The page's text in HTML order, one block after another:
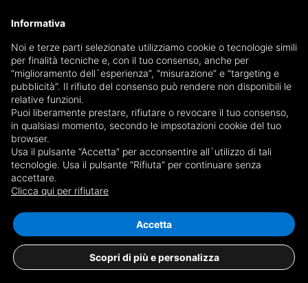
Ricevi copia del giornale via mail
Scegli giornale
Nessun risultato per
Serramanna
Informativa
Noi e terze parti selezionate utilizziamo cookie o tecnologie simili
per finalità tecniche e, con il tuo consenso, anche per
“miglioramento dell`esperienza”, “misurazione” e “targeting e
pubblicità”. Il rifiuto del consenso può rendere non disponibili le
relative funzioni.
Puoi liberamente prestare, rifiutare o revocare il tuo consenso,
in qualsiasi momento, secondo le impsotazioni cookie del tuo
browser.
Usa il pulsante “Accetta” per acconsentire all`utilizzo di tali
tecnologie. Usa il pulsante “Rifiuta” per continuare senza
accettare.
Clicca qui per rifiutare
Scopri di più e personalizza
Accetta